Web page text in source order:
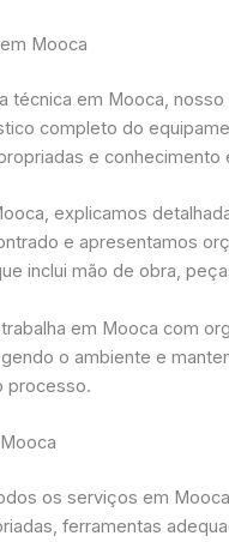
Mooca
técnica em Mooca,
completo do
e conhecimento
explicamos
e apresentamos
inclui mão de obra,
em Mooca com
o ambiente e
processo.
os serviços em
ferramentas